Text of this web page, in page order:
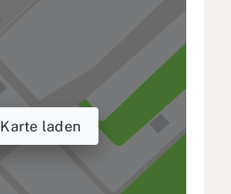
Karte laden